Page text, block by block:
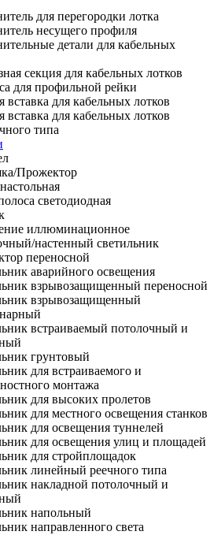
для перегородки лотка
несущего профиля
детали для кабельных
секция для кабельных лотков
для профильной рейки
вставка для кабельных лотков
вставка для кабельных лотков
типа
Прожектор
светодиодная
иллюминационное
настенный светильник
переносной
аварийного освещения
взрывозащищенный переносной
взрывозащищенный
встраиваемый потолочный и
грунтовый
для встраиваемого и
монтажа
для высоких пролетов
для местного освещения станков
для освещения туннелей
для освещения улиц и площадей
для стройплощадок
линейный реечного типа
накладной потолочный и
напольный
направленного света